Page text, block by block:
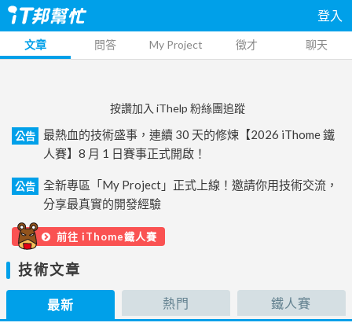
登入
文章 問答 My Project 徵才 聊天
按讚加入 iThelp 粉絲團追蹤
公告
最熱血的技術盛事，連續 30 天的修煉【2026 iThome 鐵
人賽】8 月 1 日賽事正式開啟！
公告
全新專區「My Project」正式上線！邀請你用技術交流，
分享最真實的開發經驗
前往 iThome鐵人賽
技術文章
最新 熱門 鐵人賽